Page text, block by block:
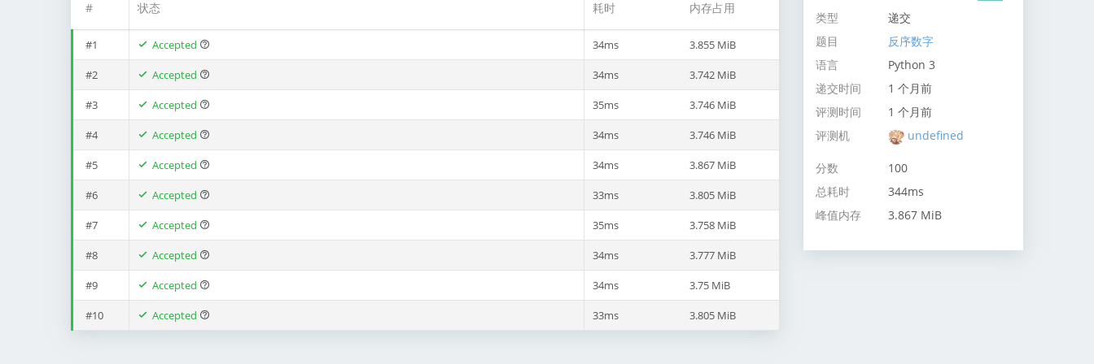
# 状态 耗时 内存占用
#1 Accepted 34ms 3.855 MiB
#2 Accepted 34ms 3.742 MiB
#3 Accepted 35ms 3.746 MiB
#4 Accepted 34ms 3.746 MiB
#5 Accepted 34ms 3.867 MiB
#6 Accepted 33ms 3.805 MiB
#7 Accepted 35ms 3.758 MiB
#8 Accepted 34ms 3.777 MiB
#9 Accepted 34ms 3.75 MiB
#10 Accepted 33ms 3.805 MiB
类型
递交
题目
反序数字
语言
Python 3
递交时间
1 个月前
评测时间
1 个月前
评测机
undefined
分数
100
总耗时
344ms
峰值内存
3.867 MiB